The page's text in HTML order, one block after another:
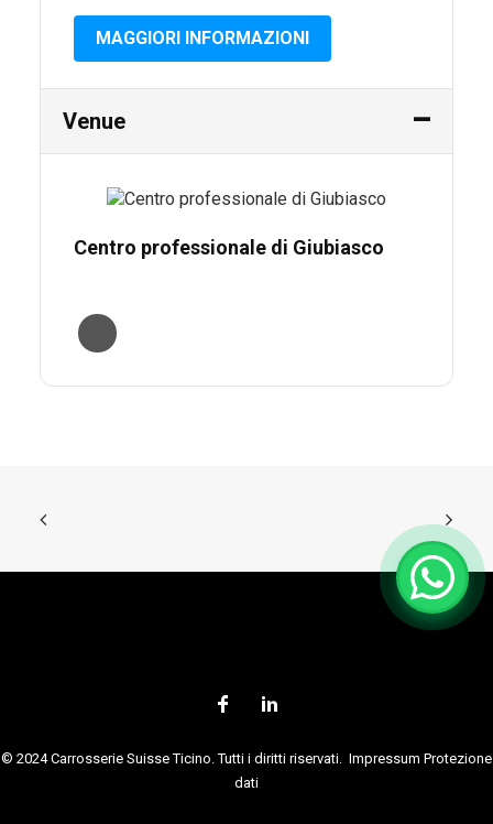
MAGGIORI INFORMAZIONI
Venue
Centro professionale di Giubiasco
© 2024 Carrosserie Suisse Ticino. Tutti i diritti riservati. Impressum Protezione
dati